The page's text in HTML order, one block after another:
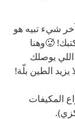
شيء تبيه هو
🥵وهنا
اللي يوصلك
الطين بلّة!
المكيفات